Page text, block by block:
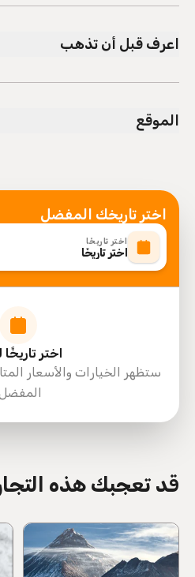
مشمول
All Fees and Taxes
اعرف قبل أن تذهب
infant seats are available
options are available nearby
for all physical fitness levels
Mobile or paper ticket accepted
الموقع
اختر تاريخك المفضل
اختر تاريخًا
اختر تاريخًا
اختر تاريخًا
ستظهر الخيارات والأسعار
قد تعجبك هذه